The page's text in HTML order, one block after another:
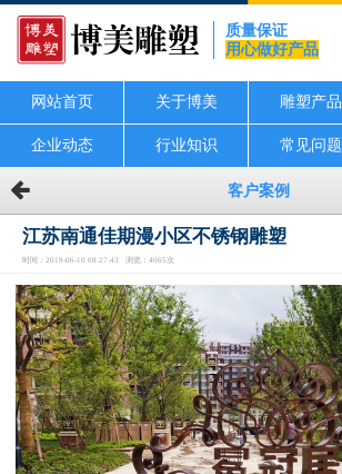
质量保证
用心做好产品
网站首页 关于博美 雕塑产品
企业动态 行业知识 常见问题
客户案例
江苏南通佳期漫小区不锈钢雕塑
时间：2019-06-10 08:27:43 浏览：4065次